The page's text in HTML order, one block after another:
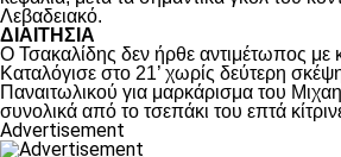
Λεβαδειακό.
ΔΙΑΙΤΗΣΙΑ
Ο Τσακαλίδης δεν ήρθε αντιμέτωπος
Καταλόγισε στο 21’ χωρίς δεύτερη
Παναιτωλικού για μαρκάρισμα του
συνολικά από το τσεπάκι του επτά
Advertisement